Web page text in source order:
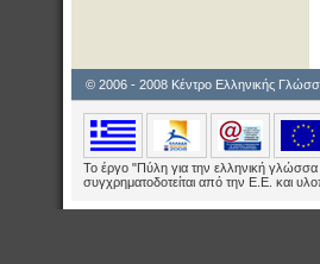
© 2006 - 2008 Κέντρο Ελληνικής
Το έργο "Πύλη για την ελληνική γλώσσα
συγχρηματοδοτείται από την Ε.E. και